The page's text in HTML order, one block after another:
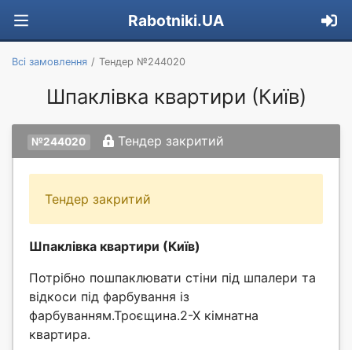
Rabotniki.UA
Всі замовлення Тендер №244020
Шпаклівка квартири (Київ)
№244020 Тендер закритий
Тендер закритий
Шпаклівка квартири (Київ)
Потрібно пошпаклювати стіни під шпалери та
відкоси під фарбування із
фарбуванням.Троєщина.2-Х кімнатна
квартира.